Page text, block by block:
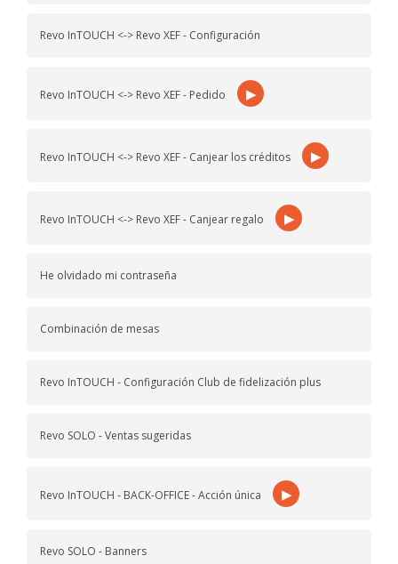
Revo InTOUCH <-> Revo XEF - Configuración
Revo InTOUCH <-> Revo XEF - Pedido ▶
Revo InTOUCH <-> Revo XEF - Canjear los créditos ▶
Revo InTOUCH <-> Revo XEF - Canjear regalo ▶
He olvidado mi contraseña
Combinación de mesas
Revo InTOUCH - Configuración Club de fidelización plus
Revo SOLO - Ventas sugeridas
Revo InTOUCH - BACK-OFFICE - Acción única ▶
Revo SOLO - Banners